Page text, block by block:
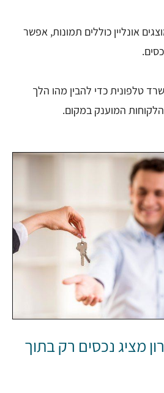
אונליין כוללים תמונות, אפשר
טלפונית כדי להבין מהו הלך
הלקוחות המוענק במקום.
מציג נכסים רק בתוך